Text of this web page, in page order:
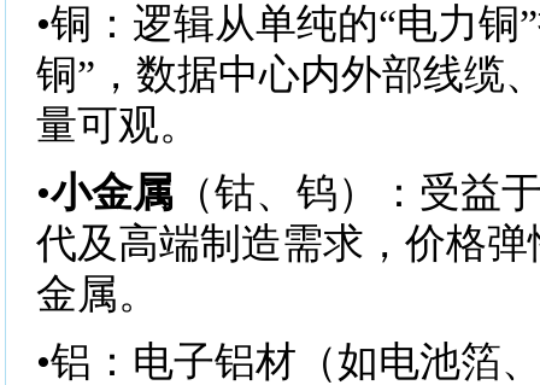
•铜：逻辑从单纯的“电力铜
铜”，数据中心内外部线缆
量可观。
•小金属 （钴、钨）：受益
代及高端制造需求，价格
金属。
•铝：电子铝材（如电池箔